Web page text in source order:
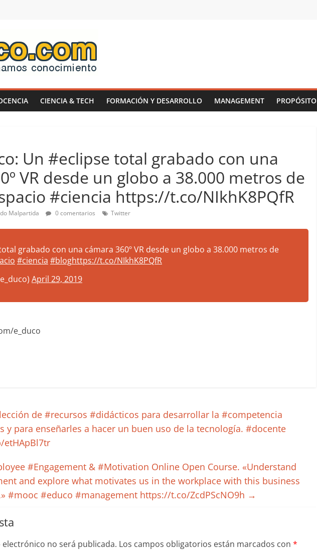
CIENCIA & TECH FORMACIÓN Y DESARROLLO MANAGEMENT PROPÓSITO
Un #eclipse total grabado con una
VR desde un globo a 38.000 metros de
#ciencia https://t.co/NIkhK8PQfR
Malpartida 0 comentarios Twitter
grabado con una cámara 360º VR desde un globo a 38.000 metros de
#ciencia #bloghttps://t.co/NIkhK8PQfR
April 29, 2019
e_duco
de #recursos #didácticos para desarrollar la #competencia
y para enseñarles a hacer un buen uso de la tecnología. #docente
#Engagement & #Motivation Online Open Course. «Understand
and explore what motivates us in the workplace with this business
#mooc #educo #management https://t.co/ZcdPScNO9h →
no será publicada. Los campos obligatorios están marcados con *